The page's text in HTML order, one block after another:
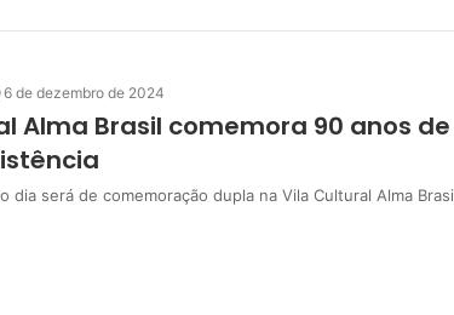
6 de dezembro de 2024
Alma Brasil comemora 90 anos
dia será de comemoração dupla na Vila Cultural Alma